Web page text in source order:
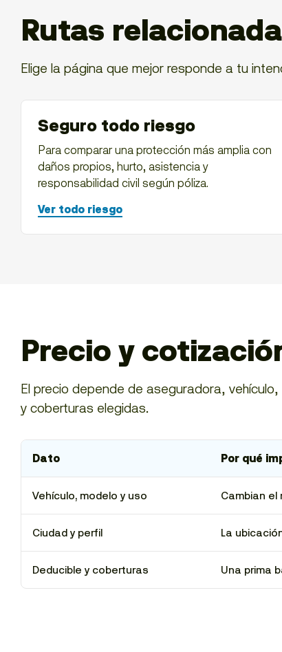
Rutas
Elige la página que mejor responde a tu
Seguro todo riesgo
Para comparar una protección más amplia con
daños propios, hurto, asistencia y
responsabilidad civil según póliza.
Ver todo riesgo
Precio y
El precio depende de aseguradora,
y coberturas elegidas.
Dato Por qué
Vehículo, modelo y uso Cambian
Ciudad y perfil La
Deducible y coberturas Una prima